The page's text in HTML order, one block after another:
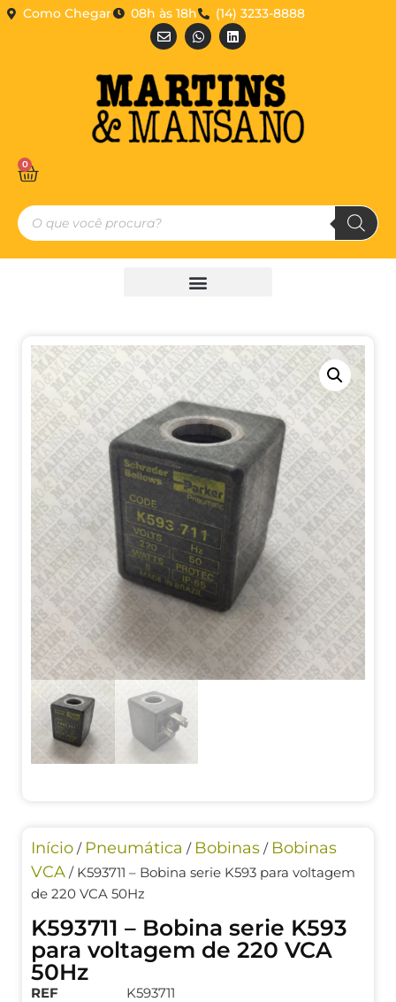
Como Chegar 08h às 18h (14) 3233-8888
0
Início / Pneumática / Bobinas / Bobinas
VCA / K593711 – Bobina serie K593 para voltagem
de 220 VCA 50Hz
K593711 – Bobina serie K593
para voltagem de 220 VCA
50Hz
REF
K593711